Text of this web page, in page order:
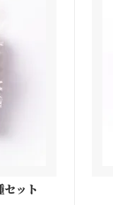
セット